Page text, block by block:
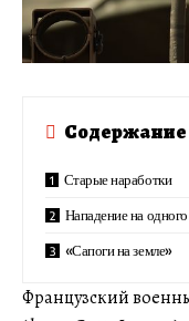
Содержание
Старые наработки
Нападение на
«Сапоги на земле»
Французский